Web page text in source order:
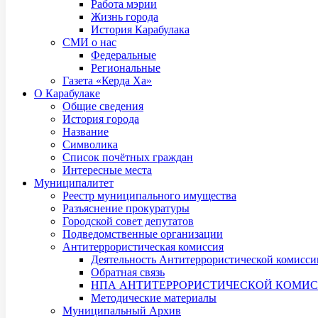
Работа мэрии
Жизнь города
История Карабулака
СМИ о нас
Федеральные
Региональные
Газета «Керда Ха»
О Карабулаке
Общие сведения
История города
Название
Символика
Список почётных граждан
Интересные места
Муниципалитет
Реестр муниципального имущества
Разъяснение прокуратуры
Городской совет депутатов
Подведомственные организации
Антитеррористическая комиссия
Деятельность Антитеррористической
Обратная связь
НПА АНТИТЕРРОРИСТИЧЕСКОЙ
Методические материалы
Муниципальный Архив